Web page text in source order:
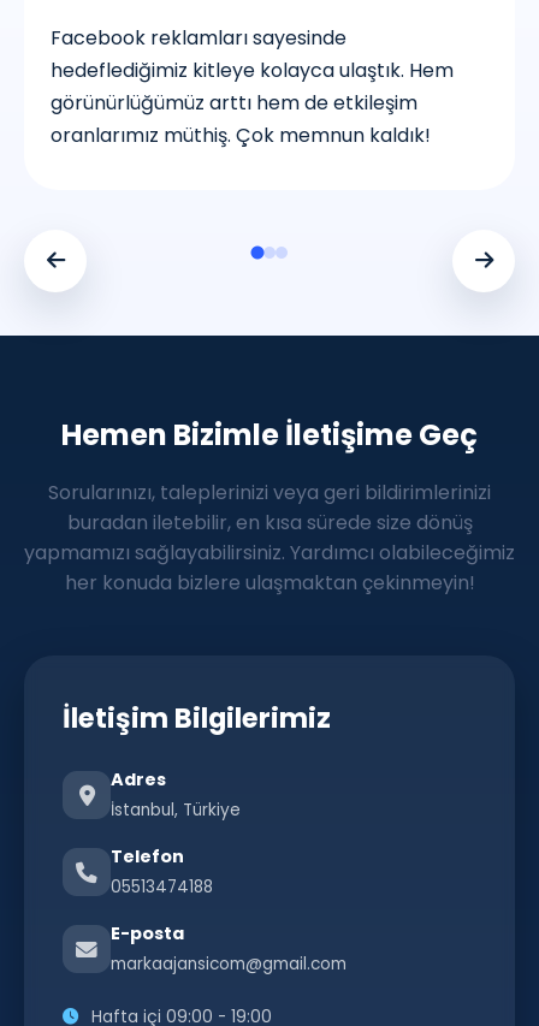
Facebook reklamları sayesinde
hedeflediğimiz kitleye kolayca ulaştık. Hem
görünürlüğümüz arttı hem de etkileşim
oranlarımız müthiş. Çok memnun kaldık!
Hemen Bizimle İletişime Geç
Sorularınızı, taleplerinizi veya geri bildirimlerinizi
buradan iletebilir, en kısa sürede size dönüş
yapmamızı sağlayabilirsiniz. Yardımcı olabileceğimiz
her konuda bizlere ulaşmaktan çekinmeyin!
İletişim Bilgilerimiz
Adres
İstanbul, Türkiye
Telefon
05513474188
E-posta
markaajansicom@gmail.com
Hafta içi 09:00 - 19:00